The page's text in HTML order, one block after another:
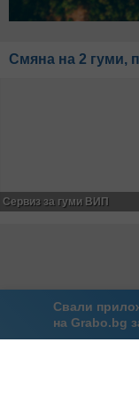
Свали
на Grabo.bg
Смяна на 2 гуми,
Сервиз за гуми ВИП